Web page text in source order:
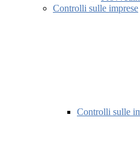
Controlli sulle imprese
Controlli sulle